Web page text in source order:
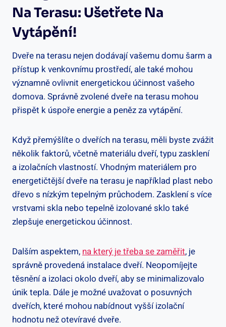
Na Terasu: Ušetřete Na
Vytápění!
Dveře na terasu nejen dodávají vašemu domu šarm a
přístup k venkovnímu prostředí, ale také mohou
významně ovlivnit energetickou účinnost vašeho
domova. Správně zvolené dveře na terasu mohou
přispět k úspoře energie a peněz za vytápění.
Když přemýšlíte o dveřích na terasu, měli byste zvážit
několik faktorů, včetně materiálu dveří, typu zasklení
a izolačních vlastností. Vhodným materiálem pro
energetičtější dveře na terasu je například plast nebo
dřevo s nízkým tepelným průchodem. Zasklení s více
vrstvami skla nebo tepelně izolované sklo také
zlepšuje energetickou účinnost.
Dalším aspektem,na který je třeba se zaměřit, je
správně provedená instalace dveří. Neopomíjejte
těsnění a izolaci okolo dveří, aby se minimalizovalo
únik tepla. Dále je možné uvažovat o posuvných
dveřích, které mohou nabídnout vyšší izolační
hodnotu než otevíravé dveře.